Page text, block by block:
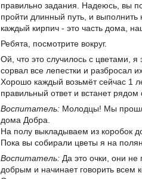
правильно задания. Надеюсь, вы
пройти длинный путь, и
каждый кирпич - это часть дома,
Ребята, посмотрите вокруг.
Ой, что это случилось с цветами, я
сорвал все лепестки и разбросал
Хорошо каждый возьмёт сейчас 1
правильный ответ и встанет
Воспитатель: Молодцы! Мы
дома Добра.
На полу выкладываем из коробок
Пока вы собирали цветы я на
Воспитатель: Да это очки, они не
добрым и начинает говорить всем